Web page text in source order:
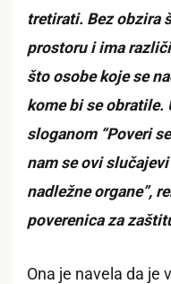
tretirati. Bez obzira
prostoru i ima
što osobe koje se
kome bi se obratile.
sloganom “Poveri
nam se ovi
nadležne organe”,
poverenica za
Ona je navela da je